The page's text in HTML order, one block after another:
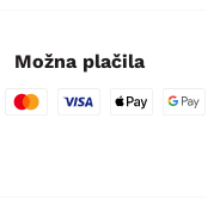
Možna plačila